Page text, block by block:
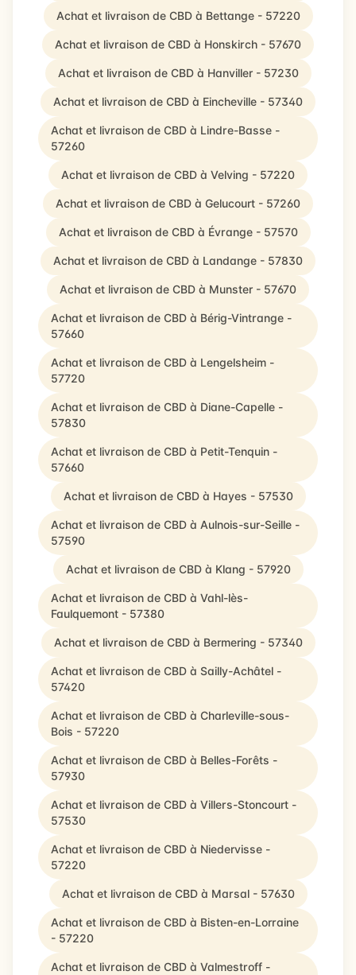
Achat et livraison de CBD à Bettange - 57220
Achat et livraison de CBD à Honskirch - 57670
Achat et livraison de CBD à Hanviller - 57230
Achat et livraison de CBD à Eincheville - 57340
Achat et livraison de CBD à Lindre-Basse -
57260
Achat et livraison de CBD à Velving - 57220
Achat et livraison de CBD à Gelucourt - 57260
Achat et livraison de CBD à Évrange - 57570
Achat et livraison de CBD à Landange - 57830
Achat et livraison de CBD à Munster - 57670
Achat et livraison de CBD à Bérig-Vintrange -
57660
Achat et livraison de CBD à Lengelsheim -
57720
Achat et livraison de CBD à Diane-Capelle -
57830
Achat et livraison de CBD à Petit-Tenquin -
57660
Achat et livraison de CBD à Hayes - 57530
Achat et livraison de CBD à Aulnois-sur-Seille -
57590
Achat et livraison de CBD à Klang - 57920
Achat et livraison de CBD à Vahl-lès-
Faulquemont - 57380
Achat et livraison de CBD à Bermering - 57340
Achat et livraison de CBD à Sailly-Achâtel -
57420
Achat et livraison de CBD à Charleville-sous-
Bois - 57220
Achat et livraison de CBD à Belles-Forêts -
57930
Achat et livraison de CBD à Villers-Stoncourt -
57530
Achat et livraison de CBD à Niedervisse -
57220
Achat et livraison de CBD à Marsal - 57630
Achat et livraison de CBD à Bisten-en-Lorraine
- 57220
Achat et livraison de CBD à Valmestroff -